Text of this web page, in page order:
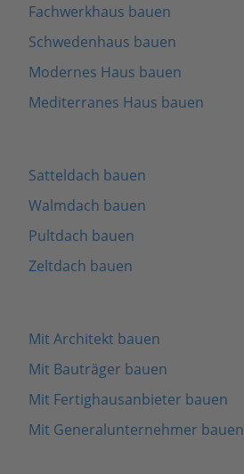
Fachwerkhaus bauen
Schwedenhaus bauen
Modernes Haus bauen
Mediterranes Haus bauen
Satteldach bauen
Walmdach bauen
Pultdach bauen
Zeltdach bauen
Mit Architekt bauen
Mit Bauträger bauen
Mit Fertighausanbieter bauen
Mit Generalunternehmer bauen